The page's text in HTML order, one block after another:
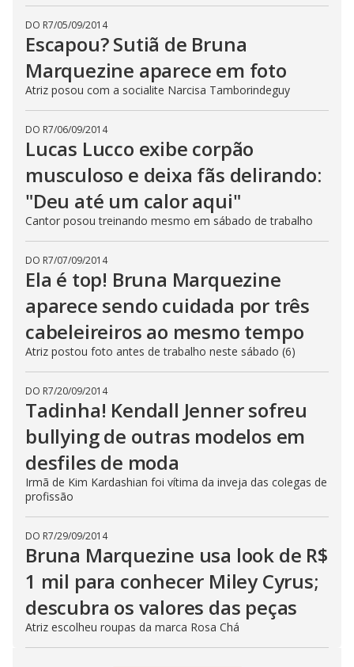
DO R7/05/09/2014
Escapou? Sutiã de Bruna
Marquezine aparece em foto
Atriz posou com a socialite Narcisa Tamborindeguy
DO R7/06/09/2014
Lucas Lucco exibe corpão
musculoso e deixa fãs delirando:
"Deu até um calor aqui"
Cantor posou treinando mesmo em sábado de trabalho
DO R7/07/09/2014
Ela é top! Bruna Marquezine
aparece sendo cuidada por três
cabeleireiros ao mesmo tempo
Atriz postou foto antes de trabalho neste sábado (6)
DO R7/20/09/2014
Tadinha! Kendall Jenner sofreu
bullying de outras modelos em
desfiles de moda
Irmã de Kim Kardashian foi vítima da inveja das colegas de
profissão
DO R7/29/09/2014
Bruna Marquezine usa look de R$
1 mil para conhecer Miley Cyrus;
descubra os valores das peças
Atriz escolheu roupas da marca Rosa Chá